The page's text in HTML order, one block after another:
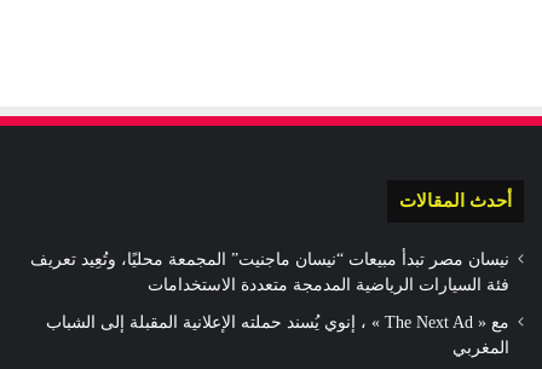
أحدث المقالات
نيسان مصر تبدأ مبيعات “نيسان ماجنيت” المجمعة محليًا، وتُعِيد تعريف
فئة السيارات الرياضية المدمجة متعددة الاستخدامات
مع « The Next Ad » ، إنوي يُسند حملته الإعلانية المقبلة إلى الشباب
المغربي